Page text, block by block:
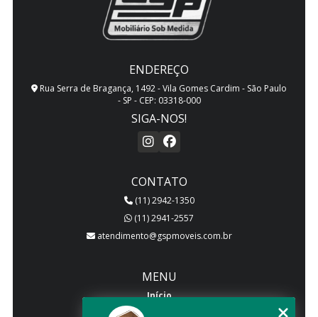
ENDEREÇO
Rua Serra de Bragança, 1492 - Vila Gomes Cardim - São Paulo
- SP - CEP: 03318-000
SIGA-NOS!
CONTATO
(11) 2942-1350
(11) 2941-2557
atendimento@gspmoveis.com.br
MENU
Início
Quem somos